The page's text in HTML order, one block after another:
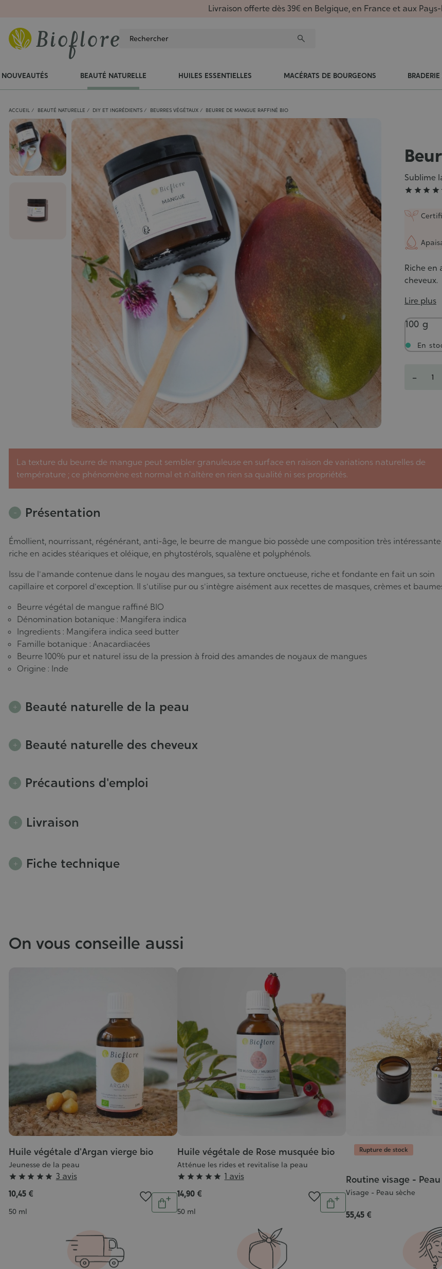
Livraison offerte dès 39€ en Belgique, en France et aux
NOUVEAUTÉS BEAUTÉ NATURELLE HUILES ESSENTIELLES MACÉRATS DE BOURGEONS
ACCUEIL BEAUTÉ NATURELLE DIY ET INGRÉDIENTS BEURRES VÉGÉTAUX BEURRE DE MANGUE RAFFINÉ BIO
Sublime
Grade
4/5
   
Riche en
cheveux.
Lire plus
Poids
100 g
En
-
La texture du beurre de mangue peut sembler granuleuse en surface en raison de variations naturelles de
température ; ce phénomène est normal et n’altère en rien sa qualité ni ses propriétés.
Présentation
Émollient, nourrissant, régénérant, anti-âge, le beurre de mangue bio possède une composition très intéressante
riche en acides stéariques et oléique, en phytostérols, squalène et polyphénols.
Issu de l'amande contenue dans le noyau des mangues, sa texture onctueuse, riche et fondante en fait un soin
capillaire et corporel d'exception. Il s'utilise pur ou s'intègre aisément aux recettes de masques, crèmes et
Beurre végétal de mangue raffiné BIO
Dénomination botanique : Mangifera indica
Ingredients : Mangifera indica seed butter
Famille botanique : Anacardiacées
Beurre 100% pur et naturel issu de la pression à froid des amandes de noyaux de mangues
Origine : Inde
Beauté naturelle de la peau
Beauté naturelle des cheveux
Précautions d'emploi
Livraison
Fiche technique
On vous conseille aussi
Huile végétale d'Argan vierge bio
Jeunesse de la peau
Grade
:
5/5
     3 avis
10,45 €
Contenance
50 ml
Quantité
Ajouter
Huile végétale de Rose musquée bio
Atténue les rides et revitalise la peau
Grade
:
5/5
     1 avis
14,90 €
Contenance
50 ml
Quantité
Ajouter
Rupture de stock
Routine visage -
Visage - Peau sèche
55,45 €